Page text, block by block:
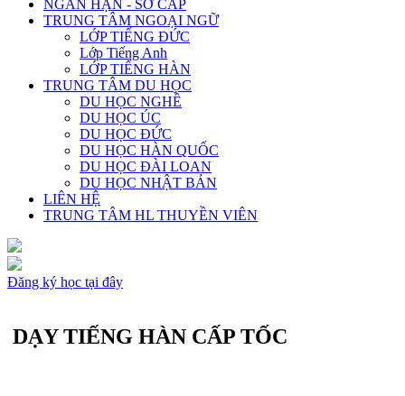
NGẮN HẠN - SƠ CẤP
TRUNG TÂM NGOẠI NGỮ
LỚP TIẾNG ĐỨC
Lớp Tiếng Anh
LỚP TIẾNG HÀN
TRUNG TÂM DU HỌC
DU HỌC NGHỀ
DU HỌC ÚC
DU HỌC ĐỨC
DU HỌC HÀN QUỐC
DU HỌC ĐÀI LOAN
DU HỌC NHẬT BẢN
LIÊN HỆ
TRUNG TÂM HL THUYỀN VIÊN
Đăng ký học tại đây
DẠY TIẾNG HÀN CẤP TỐC